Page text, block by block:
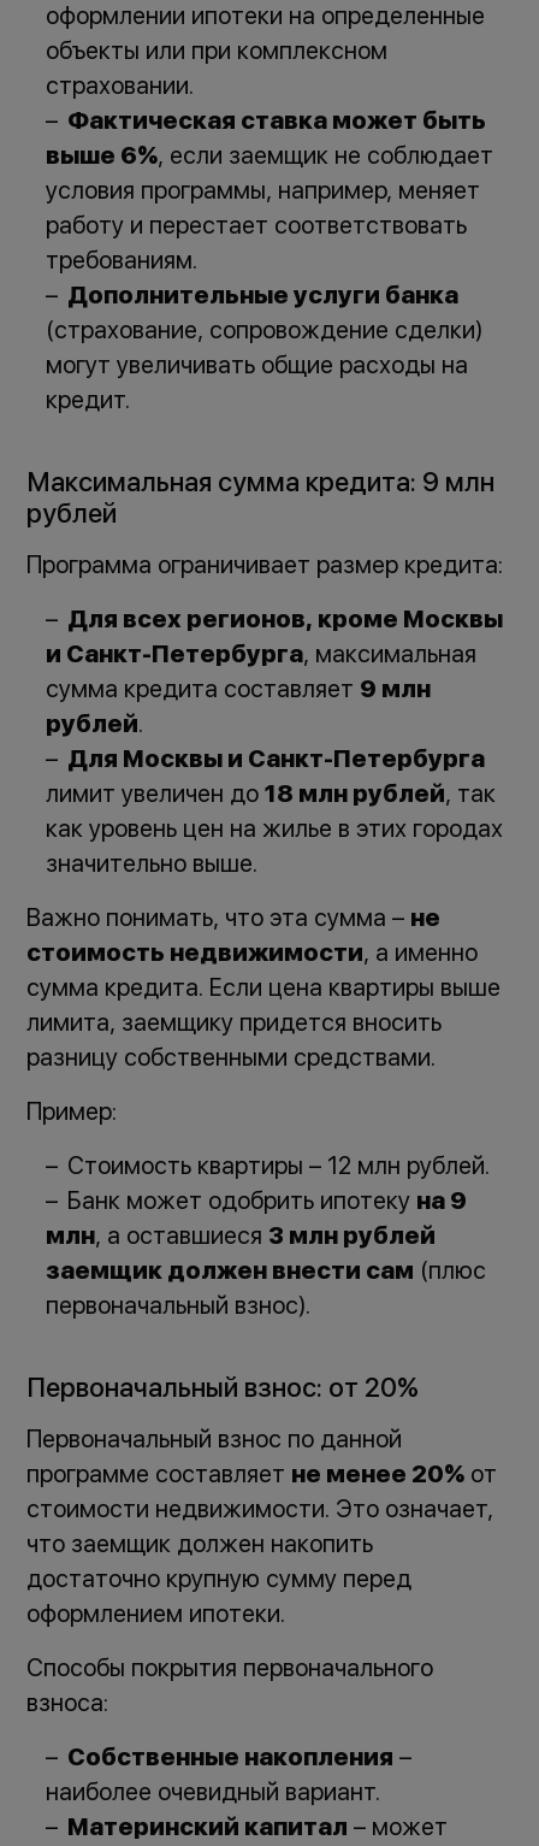
оформлении ипотеки на определенные
объекты или при комплексном
страховании.
Фактическая ставка может быть
выше 6%, если заемщик не соблюдает
условия программы, например, меняет
работу и перестает соответствовать
требованиям.
Дополнительные услуги банка
(страхование, сопровождение сделки)
могут увеличивать общие расходы на
кредит.
Максимальная сумма кредита: 9 млн
рублей
Программа ограничивает размер кредита:
Для всех регионов, кроме Москвы
и Санкт-Петербурга, максимальная
сумма кредита составляет 9 млн
рублей.
Для Москвы и Санкт-Петербурга
лимит увеличен до18 млн рублей, так
как уровень цен на жилье в этих городах
значительно выше.
Важно понимать, что эта сумма – не
стоимость недвижимости, а именно
сумма кредита. Если цена квартиры выше
лимита, заемщику придется вносить
разницу собственными средствами.
Пример:
Стоимость квартиры – 12 млн рублей.
Банк может одобрить ипотеку на 9
млн, а оставшиеся 3 млн рублей
заемщик должен внести сам (плюс
первоначальный взнос).
Первоначальный взнос: от 20%
Первоначальный взнос по данной
программе составляет не менее 20% от
стоимости недвижимости. Это означает,
что заемщик должен накопить
достаточно крупную сумму перед
оформлением ипотеки.
Способы покрытия первоначального
взноса:
Собственные накопления –
наиболее очевидный вариант.
Материнский капитал – может